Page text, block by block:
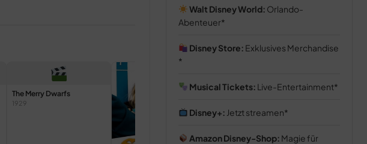
The Merry Dwarfs
1929
Walt Disney World: Orlando-
Abenteuer
Disney Store: Exklusives Merchandise
Musical Tickets: Live-Entertainment
Disney+: Jetzt streamen
Amazon Disney-Shop: Magie für